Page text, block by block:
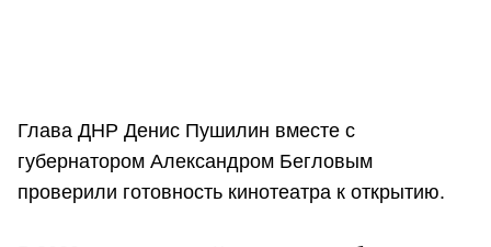
Глава ДНР Денис Пушилин вместе с
губернатором Александром Бегловым
проверили готовность кинотеатра к открытию.